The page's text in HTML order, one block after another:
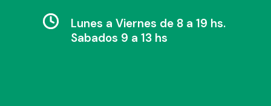
Lunes a Viernes de 8 a 19 hs.
Sabados 9 a 13 hs